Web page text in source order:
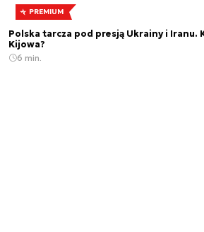
PREMIUM
Polska tarcza pod presją Ukrainy i Iranu.
Kijowa?
6 min.